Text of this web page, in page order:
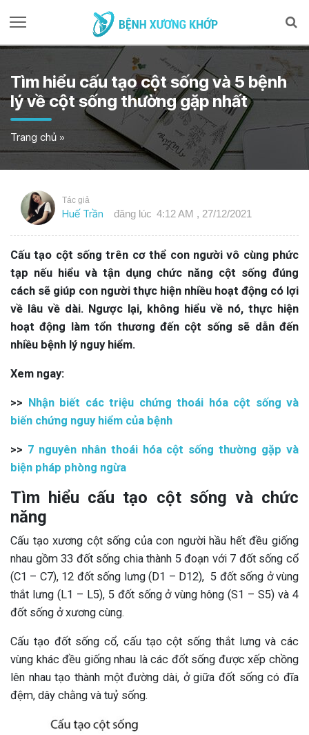
Tìm hiểu cấu tạo cột sống và 5 bệnh
lý về cột sống thường gặp nhất
Trang chủ »
Tác giả
Huế Trần đăng lúc 4:12 AM , 27/12/2021
Cấu tạo cột sống trên cơ thể con người vô cùng phức
tạp nếu hiểu và tận dụng chức năng cột sống đúng
cách sẽ giúp con người thực hiện nhiều hoạt động có lợi
về lâu về dài. Ngược lại, không hiểu về nó, thực hiện
hoạt động làm tổn thương đến cột sống sẽ dẫn đến
nhiều bệnh lý nguy hiểm.
Xem ngay:
>> Nhận biết các triệu chứng thoái hóa cột sống và
biến chứng nguy hiểm của bệnh
>> 7 nguyên nhân thoái hóa cột sống thường gặp và
biện pháp phòng ngừa
Tìm hiểu cấu tạo cột sống và chức
năng
Cấu tạo xương cột sống của con người hầu hết đều giống
nhau gồm 33 đốt sống chia thành 5 đoạn với 7 đốt sống cổ
(C1 – C7), 12 đốt sống lưng (D1 – D12), 5 đốt sống ở vùng
thắt lưng (L1 – L5), 5 đốt sống ở vùng hông (S1 – S5) và 4
đốt sống ở xương cùng.
Cấu tạo đốt sống cổ, cấu tạo cột sống thắt lưng và các
vùng khác đều giống nhau là các đốt sống được xếp chồng
lên nhau tạo thành một đường dài, ở giữa đốt sống có đĩa
đệm, dây chằng và tuỷ sống.